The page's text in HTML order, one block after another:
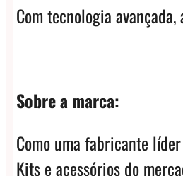
Com tecnologia
Sobre a marca:
Como uma fabricante
Kits e acessórios do